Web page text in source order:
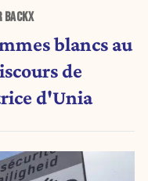
blancs au
de
d'Unia